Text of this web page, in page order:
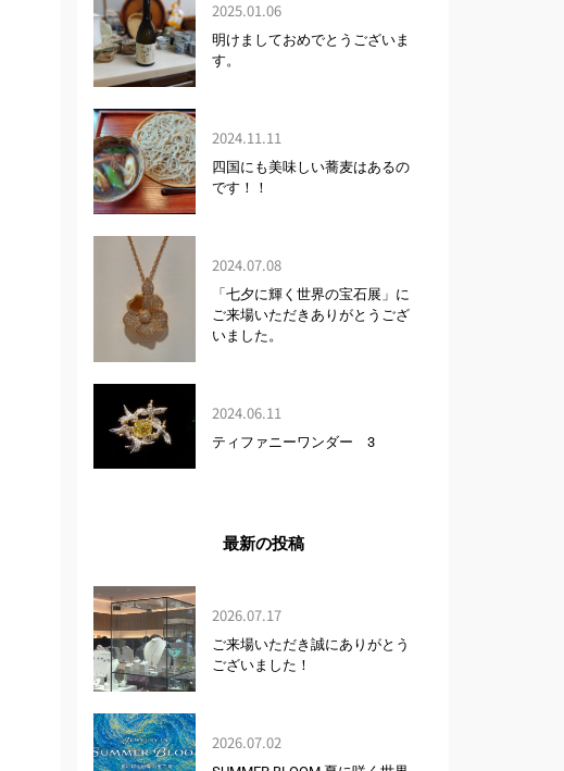
2025.01.06
明けましておめでとうございま
す。
2024.11.11
四国にも美味しい蕎麦はあるの
です！！
2024.07.08
「七夕に輝く世界の宝石展」に
ご来場いただきありがとうござ
いました。
2024.06.11
ティファニーワンダー 3
最新の投稿
2026.07.17
ご来場いただき誠にありがとう
ございました！
2026.07.02